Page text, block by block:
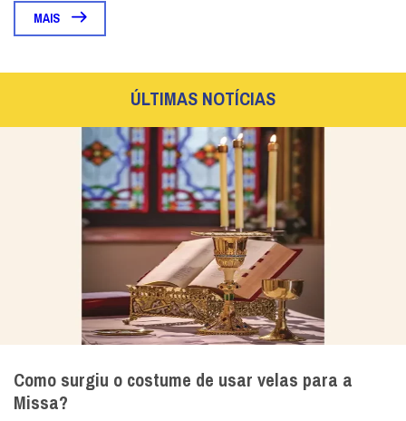
MAIS
ÚLTIMAS NOTÍCIAS
Como surgiu o costume de usar velas para a
Missa?